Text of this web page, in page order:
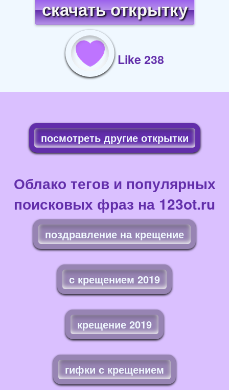
скачать открытку
Like 238
посмотреть другие открытки
Облако тегов и популярных
поисковых фраз на 123ot.ru
поздравление на крещение
с крещением 2019
крещение 2019
гифки с крещением